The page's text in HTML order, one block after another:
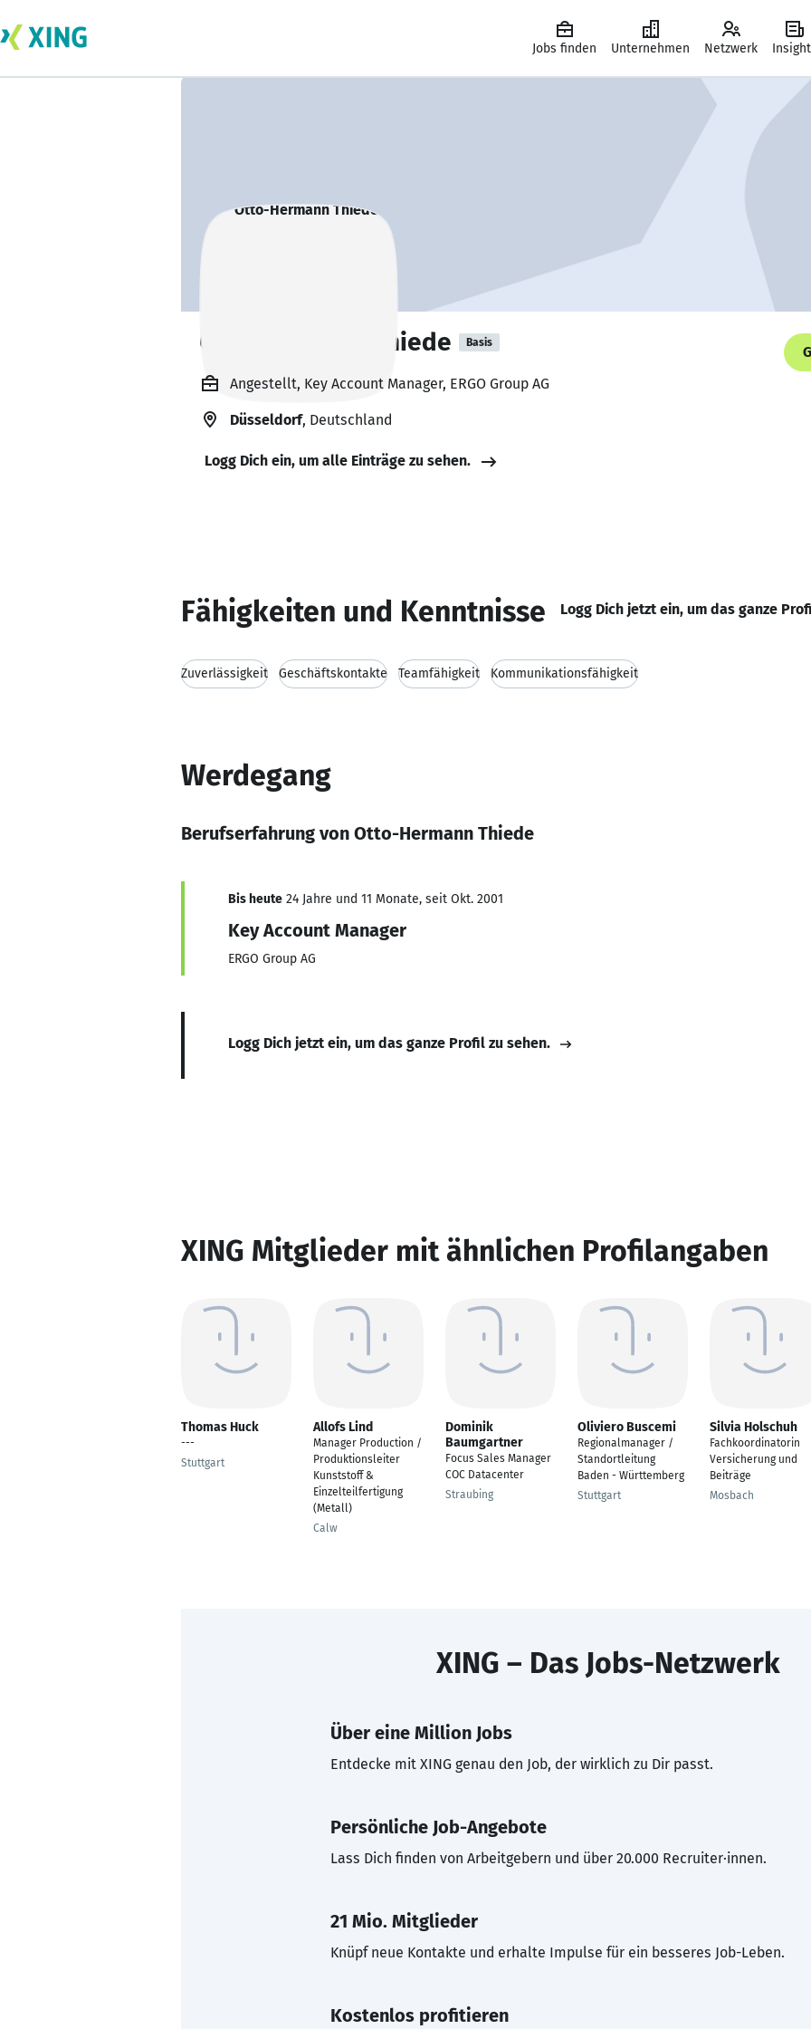
Jobs finden Unternehmen Netzwerk
Otto-Hermann Thiede Basis
Angestellt, Key Account Manager, ERGO Group AG
Düsseldorf, Deutschland
Logg Dich ein, um alle Einträge zu sehen.
Fähigkeiten und Kenntnisse Logg Dich jetzt ein, um das ganze
Zuverlässigkeit Geschäftskontakte Teamfähigkeit Kommunikationsfähigkeit
Werdegang
Berufserfahrung von Otto-Hermann Thiede
Bis heute 24 Jahre und 11 Monate, seit Okt. 2001
Key Account Manager
ERGO Group AG
Logg Dich jetzt ein, um das ganze Profil zu sehen.
XING Mitglieder mit ähnlichen Profilangaben
Thomas Huck
---
Stuttgart
Allofs Lind
Manager Production /
Produktionsleiter
Kunststoff &
Einzelteilfertigung
(Metall)
Calw
Dominik
Baumgartner
Focus Sales Manager
COC Datacenter
Straubing
Oliviero Buscemi
Regionalmanager /
Standortleitung
Baden - Württemberg
Stuttgart
Silvia Holschuh
Fachkoordinatorin
Versicherung und
Beiträge
Mosbach
XING – Das Jobs-Netzwerk
Über eine Million Jobs
Entdecke mit XING genau den Job, der wirklich zu Dir passt.
Persönliche Job-Angebote
Lass Dich finden von Arbeitgebern und über 20.000 Recruiter·innen.
21 Mio. Mitglieder
Knüpf neue Kontakte und erhalte Impulse für ein besseres Job-Leben.
Kostenlos profitieren